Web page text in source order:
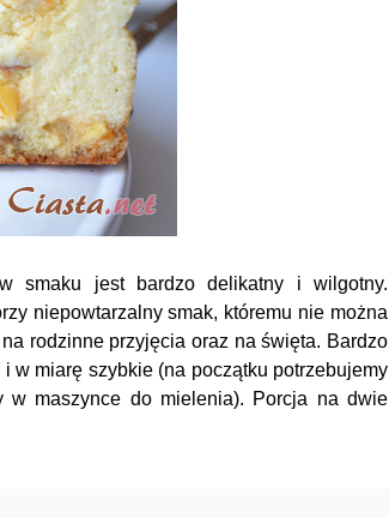
smaku jest bardzo delikatny i wilgotny.
niepowtarzalny smak, któremu nie można
rodzinne przyjęcia oraz na święta. Bardzo
w miarę szybkie (na początku potrzebujemy
w maszynce do mielenia). Porcja na dwie